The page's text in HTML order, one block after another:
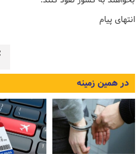
انتهای پیام
در همین زمینه